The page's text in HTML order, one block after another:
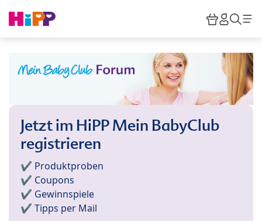
HiPP
Jetzt im HiPP Mein BabyClub
registrieren
✔️ Produktproben
✔️ Coupons
✔️ Gewinnspiele
✔️ Tipps per Mail